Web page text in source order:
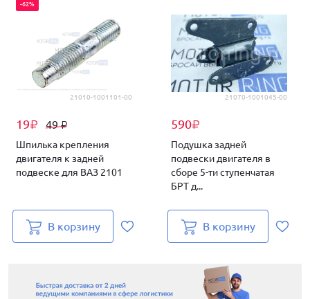
21010-1001101-00
19₽ 49₽
-62%
Шпилька крепления
двигателя к задней
подвеске для ВАЗ 2101
В корзину
21070-1001045-00
590₽
Подушка задней
подвески двигателя в
сборе 5-ти ступенчатая
БРТ д...
В корзину